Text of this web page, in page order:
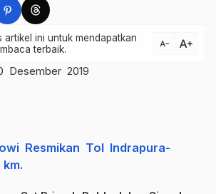
artikel ini untuk mendapatkan
terbaik.
text_decrease text_increase
Desember 2019
Resmikan Tol Indrapura-